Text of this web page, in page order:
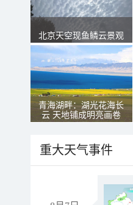
北京天空现鱼鳞云景观
青海湖畔：湖光花海长
云 天地铺成明亮画卷
重大天气事件